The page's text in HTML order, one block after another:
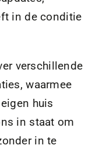
in de conditie
verschillende
waarmee
huis
in staat om
in te